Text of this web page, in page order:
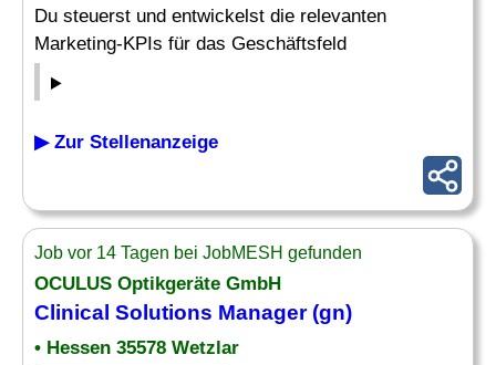
Du steuerst und entwickelst die relevanten
Marketing-KPIs für das Geschäftsfeld
▶ Zur Stellenanzeige
Job vor 14 Tagen bei JobMESH gefunden
OCULUS Optikgeräte GmbH
Clinical Solutions Manager (gn)
• Hessen 35578 Wetzlar